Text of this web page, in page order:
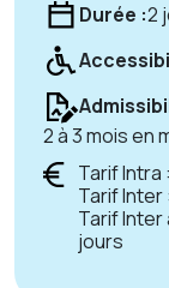
Durée :2
2 à 3 mois en
Tarif Intra
Tarif
Tarif Inter
jours